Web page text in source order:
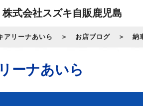
株式会社スズキ自販鹿児島
アリーナあいら お店ブログ 納
ーナあいら